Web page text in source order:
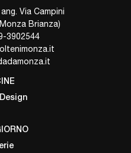
Via Campini
Brianza)
3902544